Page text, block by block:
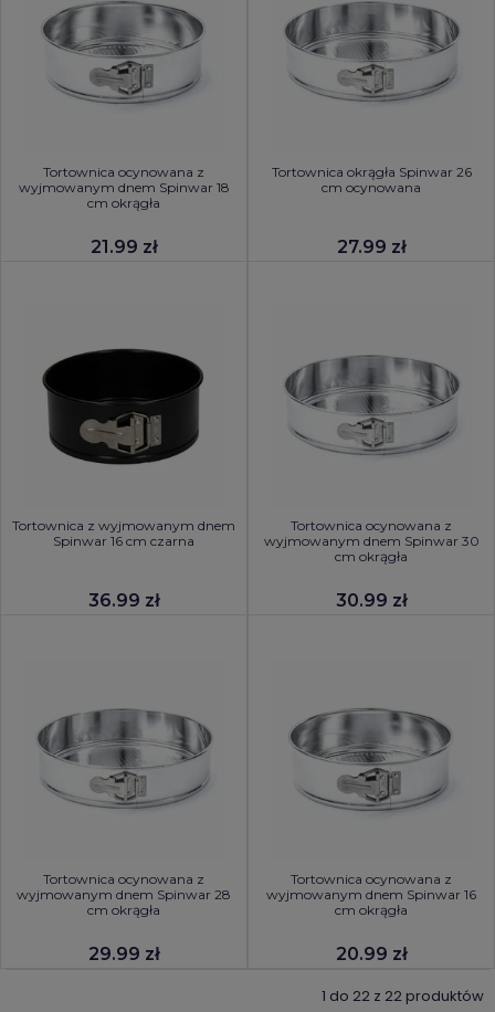
Tortownica ocynowana z
wyjmowanym dnem Spinwar 18
cm okrągła
21.99 zł
Tortownica okrągła Spinwar 26
cm ocynowana
27.99 zł
Tortownica z wyjmowanym dnem
Spinwar 16 cm czarna
36.99 zł
Tortownica ocynowana z
wyjmowanym dnem Spinwar 30
cm okrągła
30.99 zł
Tortownica ocynowana z
wyjmowanym dnem Spinwar 28
cm okrągła
29.99 zł
Tortownica ocynowana z
wyjmowanym dnem Spinwar 16
cm okrągła
20.99 zł
1 do 22 z 22 produktów